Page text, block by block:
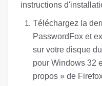
instructions
Téléchargez la
PasswordFox et
sur votre disque
pour Windows 32
propos » de